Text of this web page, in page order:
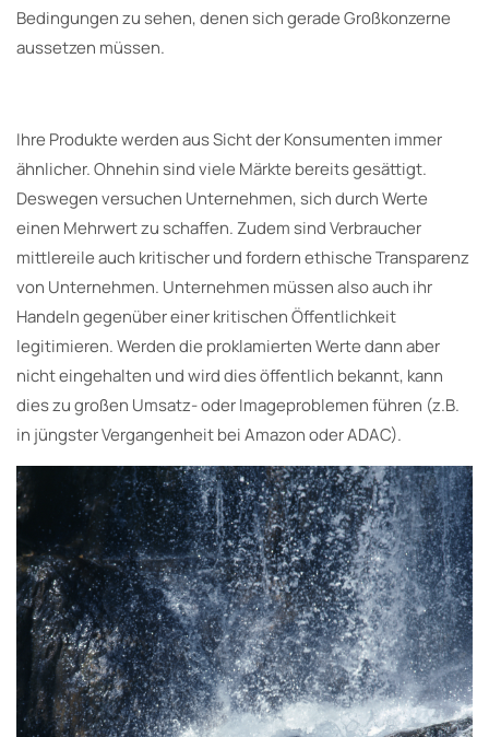
Bedingungen zu sehen, denen sich gerade Großkonzerne
aussetzen müssen.
Ihre Produkte werden aus Sicht der Konsumenten immer
ähnlicher. Ohnehin sind viele Märkte bereits gesättigt.
Deswegen versuchen Unternehmen, sich durch Werte
einen Mehrwert zu schaffen. Zudem sind Verbraucher
mittlereile auch kritischer und fordern ethische Transparenz
von Unternehmen. Unternehmen müssen also auch ihr
Handeln gegenüber einer kritischen Öffentlichkeit
legitimieren. Werden die proklamierten Werte dann aber
nicht eingehalten und wird dies öffentlich bekannt, kann
dies zu großen Umsatz- oder Imageproblemen führen (z.B.
in jüngster Vergangenheit bei Amazon oder ADAC).